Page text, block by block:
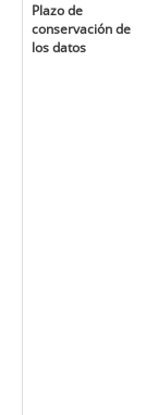
Plazo de
conservación de
los datos